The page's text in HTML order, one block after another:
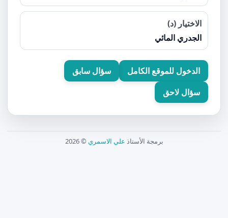
الاختيار (د)
الجدري المائي
الدخول للموقع الكامل
سؤال سابق
سؤال لاحق
برمجة الأستاذ علي الاسمري © 2026